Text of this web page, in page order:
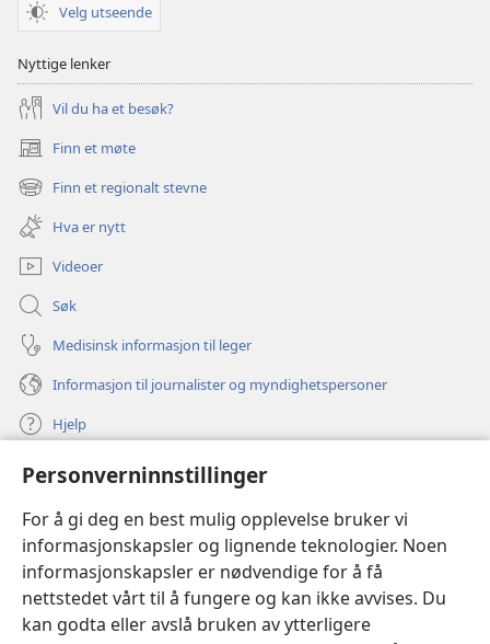
Personverninnstillinger
For å gi deg en best mulig opplevelse bruker vi
informasjonskapsler og lignende teknologier. Noen
informasjonskapsler er nødvendige for å få
nettstedet vårt til å fungere og kan ikke avvises. Du
kan godta eller avslå bruken av ytterligere
Velg utseende
Nyttige lenker
Vil du ha et besøk?
Finn et møte
(åpner
nytt
vindu)
Finn et regionalt stevne
(åpner
nytt
vindu)
Hva er nytt
Videoer
Søk
Medisinsk informasjon til leger
Informasjon til journalister og myndighetspersoner
Hjelp
Bidrag
(åpner
nytt
vindu)Watchtower ONLINE LIBRARY™
(åpner
nytt
vindu) JW Hub ®
(åpner
nytt
JW Library ®